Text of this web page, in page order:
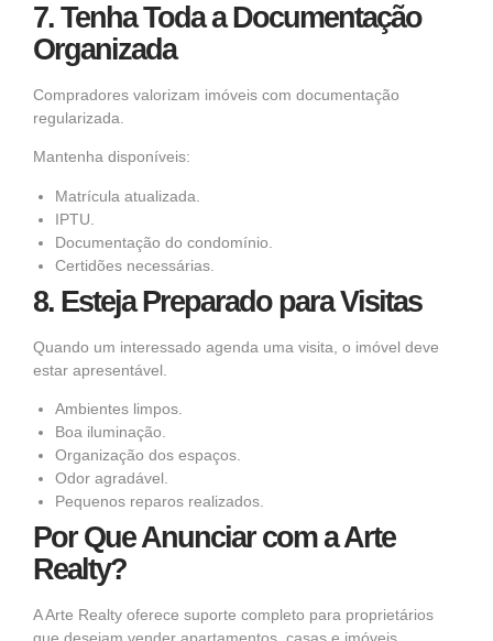
7. Tenha Toda a Documentação
Organizada
Compradores valorizam imóveis com documentação
regularizada.
Mantenha disponíveis:
Matrícula atualizada.
IPTU.
Documentação do condomínio.
Certidões necessárias.
8. Esteja Preparado para Visitas
Quando um interessado agenda uma visita, o imóvel deve
estar apresentável.
Ambientes limpos.
Boa iluminação.
Organização dos espaços.
Odor agradável.
Pequenos reparos realizados.
Por Que Anunciar com a Arte
Realty?
A Arte Realty oferece suporte completo para proprietários